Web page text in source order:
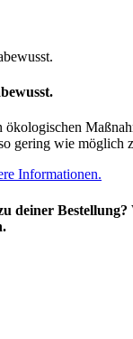
gering wie möglich
Informationen.
deiner